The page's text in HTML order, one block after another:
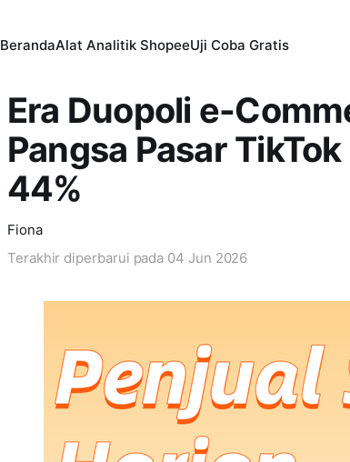
BerandaAlat Analitik ShopeeUji Coba Gratis
Era Duopoli e-
Pangsa Pasar
44%
Fiona
Terakhir diperbarui pada 04 Jun 2026